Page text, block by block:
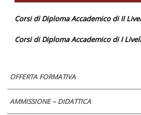
Corsi di Diploma Accademico di II
Analisi compositiva (Composizione)
Composizione I-II
Corsi di Diploma Accademico di I
CODC/01 AFAM041 Composizione Composizione
Composizione II
OFFERTA FORMATIVA
AMMISSIONE – DIDATTICA